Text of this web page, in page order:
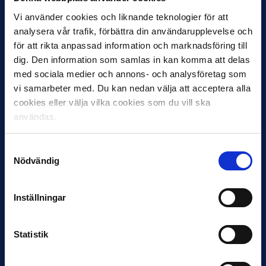
Vi använder cookies och liknande teknologier för att
analysera vår trafik, förbättra din användarupplevelse och
för att rikta anpassad information och marknadsföring till
dig. Den information som samlas in kan komma att delas
med sociala medier och annons- och analysföretag som
vi samarbeter med. Du kan nedan välja att acceptera alla
cookies eller välja vilka cookies som du vill ska
användas.
Nödvändig
Inställningar
Statistik
30 JUNI
Helstrup ny tränare i Malmö FF
Inleder mot…
Favorit i repris för Sirius i maj